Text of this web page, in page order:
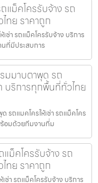
แม็คโครรับจ้าง รถ
ทย ราคาถูก
ช่า รถแม็คโครรับจ้าง บริการ
ที่มีประสบการ
มมาบตาพุด รถ
บริการทุกพื้นที่ทั่วไทย
รถแมคโครให้เช่า รถแม็คโคร
ร้อมด้วยทีมงานที่ม
ม็คโครรับจ้าง รถ
ทย ราคาถูก
ช่า รถแม็คโครรับจ้าง บริการ